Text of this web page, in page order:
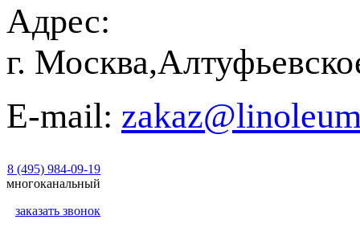
Адрес:
г.
E-mail:
8 (495) 984-09-19
многоканальный
заказать звонок